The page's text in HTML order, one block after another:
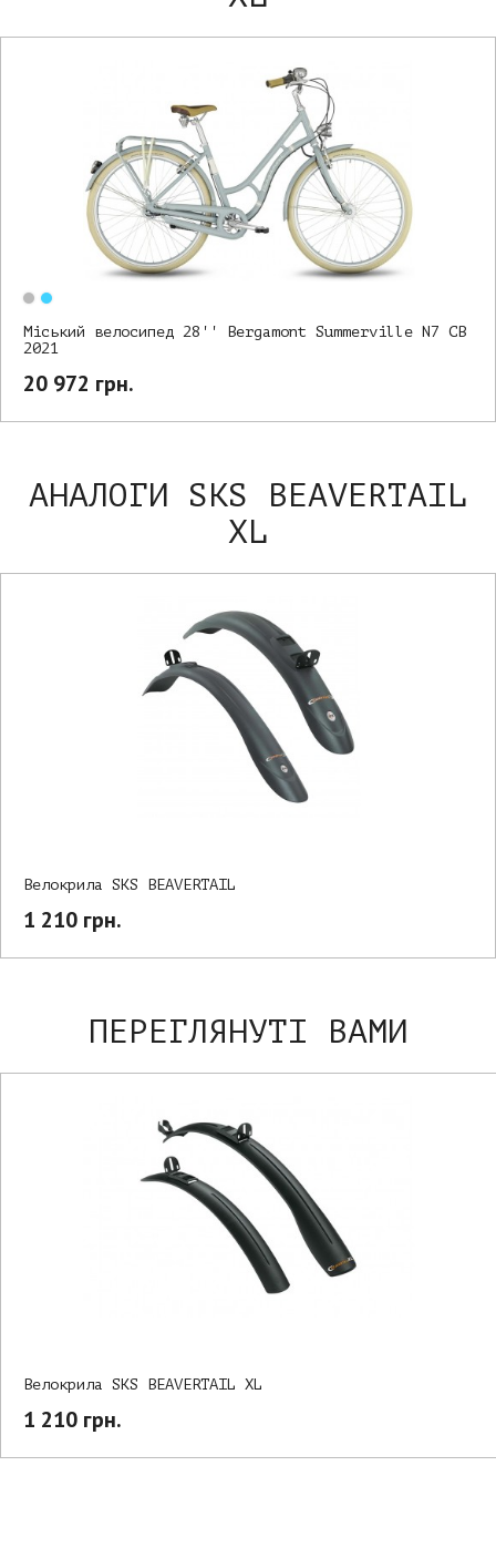
Міський велосипед 28'' Bergamont Summerville N7 CB
2021
20 972 грн.
АНАЛОГИ SKS BEAVERTAIL
XL
Велокрила SKS BEAVERTAIL
1 210 грн.
ПЕРЕГЛЯНУТІ ВАМИ
Велокрила SKS BEAVERTAIL XL
1 210 грн.